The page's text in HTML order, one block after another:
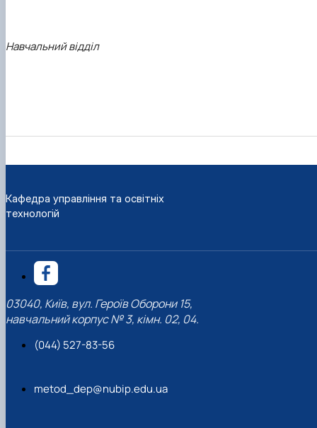
Навчальний відділ
Кафедра управління та освітніх
технологій
03040, Київ, вул. Героїв Оборони 15,
навчальний корпус № 3, кімн. 02, 04.
(044) 527-83-56
metod_dep@nubip.edu.ua